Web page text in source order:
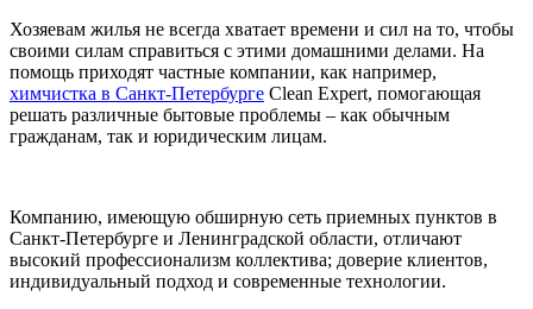
Хозяевам жилья не всегда хватает времени и сил на то, чтобы
своими силам справиться с этими домашними делами. На
помощь приходят частные компании, как например,
химчистка в Санкт-Петербурге Clean Expert, помогающая
решать различные бытовые проблемы – как обычным
гражданам, так и юридическим лицам.
Компанию, имеющую обширную сеть приемных пунктов в
Санкт-Петербурге и Ленинградской области, отличают
высокий профессионализм коллектива; доверие клиентов,
индивидуальный подход и современные технологии.